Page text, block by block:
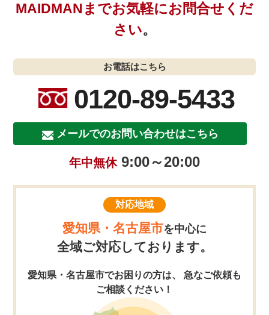
MAIDMANまでお気軽にお問合せくだ
さい。
お電話はこちら
0120-89-5433
メールでのお問い合わせはこちら
年中無休9:00～20:00
対応地域
愛知県・名古屋市を中心に
全域ご対応しております。
愛知県・名古屋市でお困りの方は、 急なご依頼も
ご相談ください！